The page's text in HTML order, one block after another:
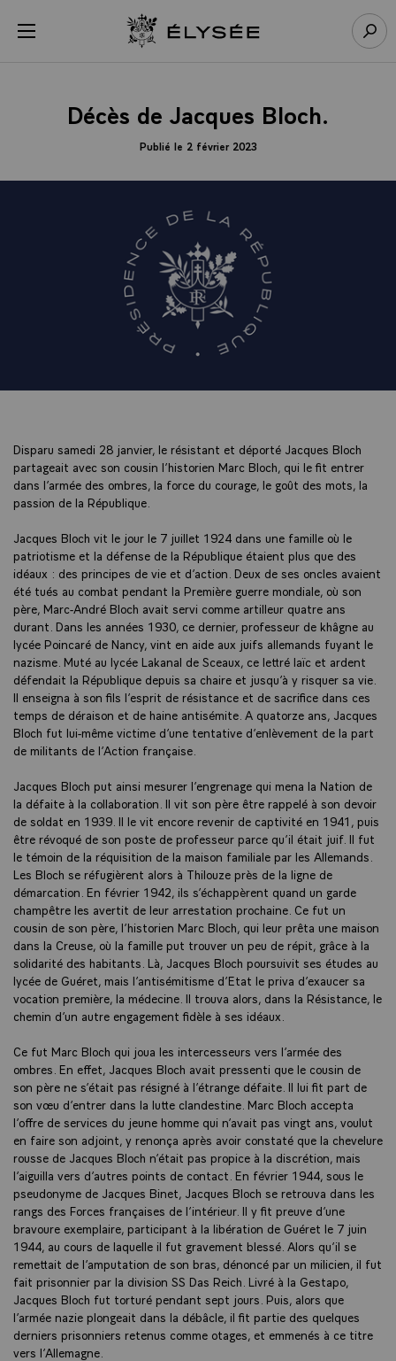
menu Retour à l’accueil Élysée
Décès de Jacques Bloch.
Publié le 2 février 2023
Disparu samedi 28 janvier, le résistant et déporté Jacques Bloch
partageait avec son cousin l’historien Marc Bloch, qui le fit entrer
dans l’armée des ombres, la force du courage, le goût des mots, la
passion de la République.
Jacques Bloch vit le jour le 7 juillet 1924 dans une famille où le
patriotisme et la défense de la République étaient plus que des
idéaux : des principes de vie et d’action. Deux de ses oncles avaient
été tués au combat pendant la Première guerre mondiale, où son
père, Marc-André Bloch avait servi comme artilleur quatre ans
durant. Dans les années 1930, ce dernier, professeur de khâgne au
lycée Poincaré de Nancy, vint en aide aux juifs allemands fuyant le
nazisme. Muté au lycée Lakanal de Sceaux, ce lettré laïc et ardent
défendait la République depuis sa chaire et jusqu’à y risquer sa vie.
Il enseigna à son fils l’esprit de résistance et de sacrifice dans ces
temps de déraison et de haine antisémite. A quatorze ans, Jacques
Bloch fut lui-même victime d’une tentative d’enlèvement de la part
de militants de l’Action française.
Jacques Bloch put ainsi mesurer l’engrenage qui mena la Nation de
la défaite à la collaboration. Il vit son père être rappelé à son devoir
de soldat en 1939. Il le vit encore revenir de captivité en 1941, puis
être révoqué de son poste de professeur parce qu’il était juif. Il fut
le témoin de la réquisition de la maison familiale par les Allemands.
Les Bloch se réfugièrent alors à Thilouze près de la ligne de
démarcation. En février 1942, ils s’échappèrent quand un garde
champêtre les avertit de leur arrestation prochaine. Ce fut un
cousin de son père, l’historien Marc Bloch, qui leur prêta une maison
dans la Creuse, où la famille put trouver un peu de répit, grâce à la
solidarité des habitants. Là, Jacques Bloch poursuivit ses études au
lycée de Guéret, mais l’antisémitisme d’Etat le priva d’exaucer sa
vocation première, la médecine. Il trouva alors, dans la Résistance, le
chemin d’un autre engagement fidèle à ses idéaux.
Ce fut Marc Bloch qui joua les intercesseurs vers l’armée des
ombres. En effet, Jacques Bloch avait pressenti que le cousin de
son père ne s’était pas résigné à l’étrange défaite. Il lui fit part de
son vœu d’entrer dans la lutte clandestine. Marc Bloch accepta
l’offre de services du jeune homme qui n’avait pas vingt ans, voulut
en faire son adjoint, y renonça après avoir constaté que la chevelure
rousse de Jacques Bloch n’était pas propice à la discrétion, mais
l’aiguilla vers d’autres points de contact. En février 1944, sous le
pseudonyme de Jacques Binet, Jacques Bloch se retrouva dans les
rangs des Forces françaises de l’intérieur. Il y fit preuve d’une
bravoure exemplaire, participant à la libération de Guéret le 7 juin
1944, au cours de laquelle il fut gravement blessé. Alors qu’il se
remettait de l’amputation de son bras, dénoncé par un milicien, il fut
fait prisonnier par la division SS Das Reich. Livré à la Gestapo,
Jacques Bloch fut torturé pendant sept jours. Puis, alors que
l’armée nazie plongeait dans la débâcle, il fit partie des quelques
derniers prisonniers retenus comme otages, et emmenés à ce titre
vers l’Allemagne.
Panneau de gestion des cookies